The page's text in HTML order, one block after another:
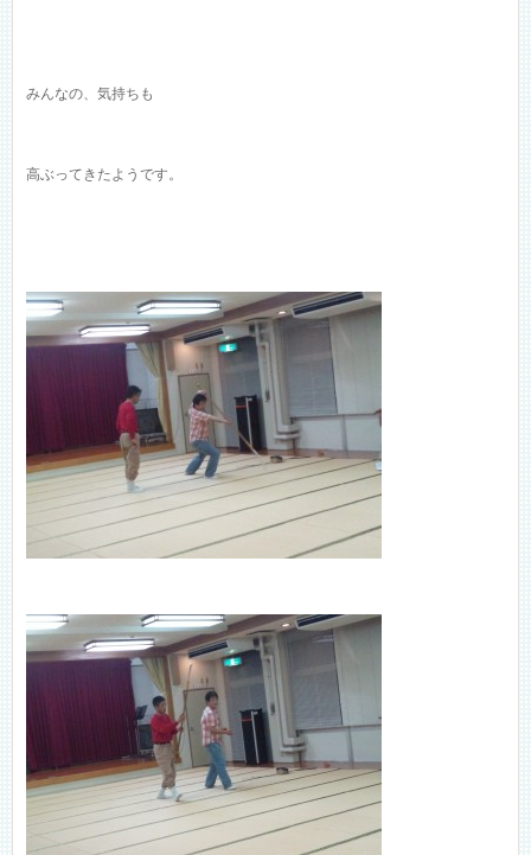
みんなの、気持ちも
高ぶってきたようです。